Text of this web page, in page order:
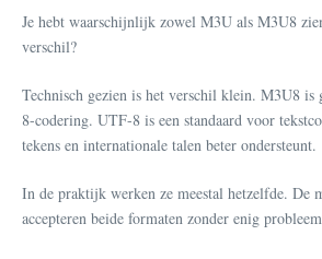
Je hebt waarschijnlijk zowel M3U als M3U8
verschil?
Technisch gezien is het verschil klein. M3U8
8-codering. UTF-8 is een standaard voor
tekens en internationale talen beter ondersteunt.
In de praktijk werken ze meestal hetzelfde. De
accepteren beide formaten zonder enig